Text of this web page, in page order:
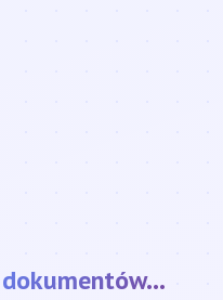
strony internetowej...